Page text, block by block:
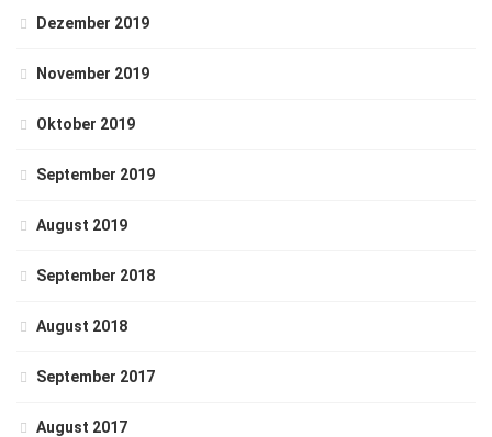
Dezember 2019
November 2019
Oktober 2019
September 2019
August 2019
September 2018
August 2018
September 2017
August 2017